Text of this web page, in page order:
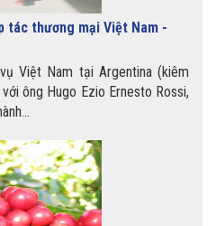
bưởi Năm Roi Vĩnh
vị gừng Kỳ Sơn
- đặc sản xứ Thanh
tác thương mại Việt Nam -
Việt Nam tại Argentina (kiêm
ông Hugo Ezio Ernesto Rossi,